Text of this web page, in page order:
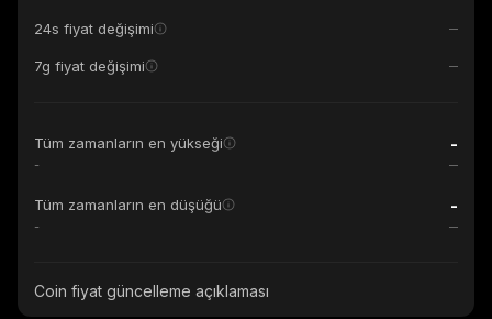
24s fiyat değişimi
7g fiyat değişimi
Tüm zamanların en yükseği -
-
Tüm zamanların en düşüğü -
-
Coin fiyat güncelleme açıklaması